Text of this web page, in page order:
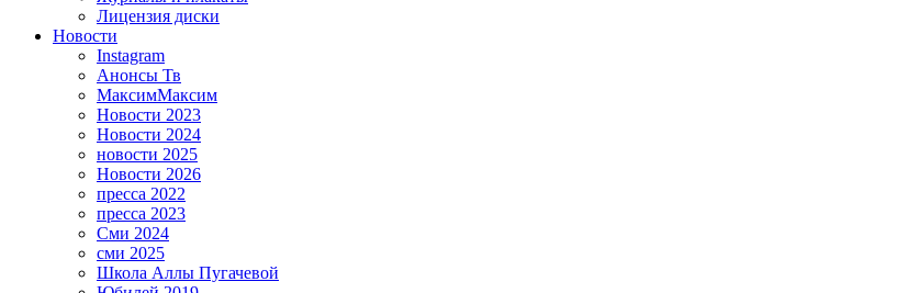
Лицензия диски
Новости
Instagram
Анонсы Тв
МаксимМаксим
Новости 2023
Новости 2024
новости 2025
Новости 2026
пресса 2022
пресса 2023
Сми 2024
сми 2025
Школа Аллы Пугачевой